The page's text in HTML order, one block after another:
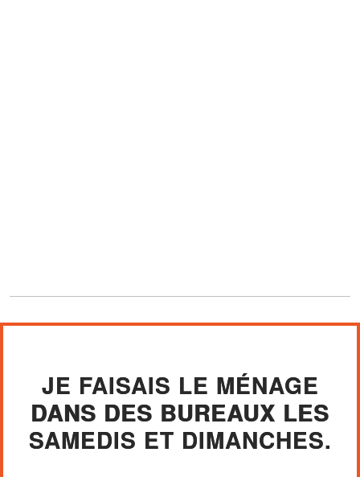
JE FAISAIS LE MÉNAGE
DANS DES BUREAUX LES
SAMEDIS ET DIMANCHES.